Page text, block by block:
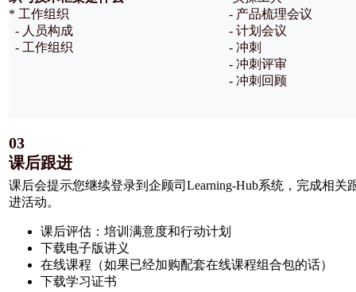
* 工作组织
- 人员构成
- 工作组织
- 产品梳理会议
- 计划会议
- 冲刺
- 冲刺评审
- 冲刺回顾
03
课后跟进
课后会提示您继续登录到企顾司Learning-Hub系统，完成相关
进活动。
课后评估：培训满意度和行动计划
下载电子版讲义
在线课程（如果已经加购配套在线课程组合包的话）
下载学习证书